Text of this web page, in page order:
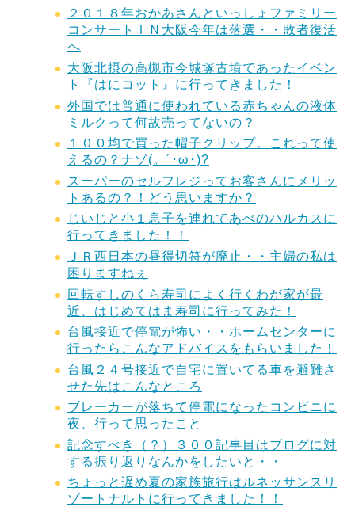
２０１８年おかあさんといっしょファミリー
コンサートＩＮ大阪今年は落選・・敗者復活
へ
大阪北摂の高槻市今城塚古墳であったイベン
ト『はにコット』に行ってきました！
外国では普通に使われている赤ちゃんの液体
ミルクって何故売ってないの？
１００均で買った帽子クリップ。これって使
えるの？ナゾ(。´･ω･)?
スーパーのセルフレジってお客さんにメリッ
トあるの？！どう思いますか？
じいじと小１息子を連れてあべのハルカスに
行ってきました！！
ＪＲ西日本の昼得切符が廃止・・主婦の私は
困りますねぇ
回転すしのくら寿司によく行くわが家が最
近、はじめてはま寿司に行ってみた！
台風接近で停電が怖い・・ホームセンターに
行ったらこんなアドバイスをもらいました！
台風２４号接近で自宅に置いてる車を避難さ
せた先はこんなところ
ブレーカーが落ちて停電になったコンビニに
夜、行って思ったこと
記念すべき（？）３００記事目はブログに対
する振り返りなんかをしたいと・・
ちょっと遅め夏の家族旅行はルネッサンスリ
ゾートナルトに行ってきました！！